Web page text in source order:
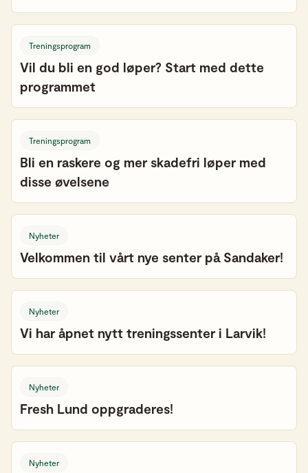
Treningsprogram
Vil du bli en god løper? Start med dette
programmet
Treningsprogram
Bli en raskere og mer skadefri løper med
disse øvelsene
Nyheter
Velkommen til vårt nye senter på Sandaker!
Nyheter
Vi har åpnet nytt treningssenter i Larvik!
Nyheter
Fresh Lund oppgraderes!
Nyheter